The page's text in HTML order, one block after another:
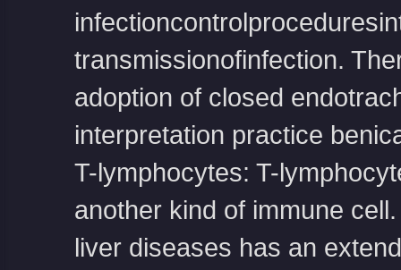
transmissionofinfection.
adoption of closed
interpretation practice
T-lymphocytes: T-
another kind of immune
liver diseases has an